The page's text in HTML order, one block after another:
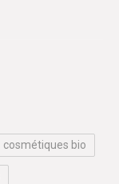
cosmétiques bio